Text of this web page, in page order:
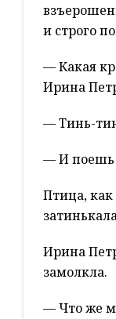
и строго
— Какая
Ирина
— Тинь-
— И поешь
Птица, как
Ирина
замолкла.
— Что же